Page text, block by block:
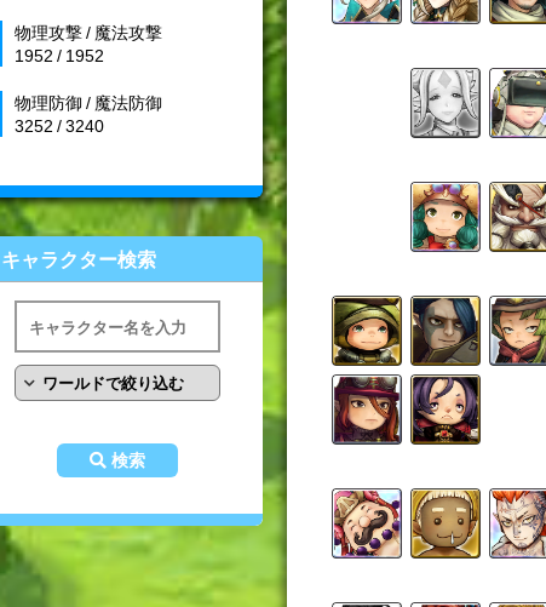
物理攻撃 / 魔法攻撃
1952 / 1952
物理防御 / 魔法防御
3252 / 3240
キャラクター検索
検索